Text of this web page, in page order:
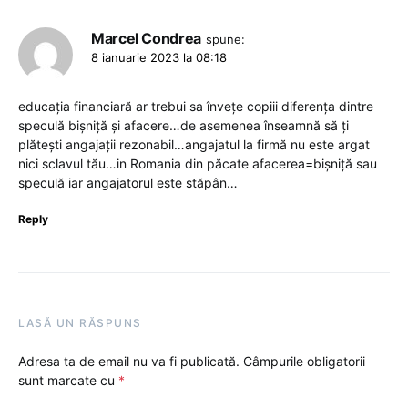
Marcel Condrea spune:
8 ianuarie 2023 la 08:18
educația financiară ar trebui sa învețe copiii diferența dintre
speculă bișniță și afacere…de asemenea înseamnă să ți
plătești angajații rezonabil…angajatul la firmă nu este argat
nici sclavul tău…in Romania din păcate afacerea=bișniță sau
speculă iar angajatorul este stăpân…
Reply
LASĂ UN RĂSPUNS
Adresa ta de email nu va fi publicată. Câmpurile obligatorii
sunt marcate cu *